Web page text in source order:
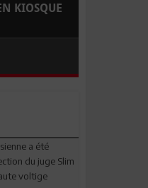
KIOSQUE
a été
du juge Slim
voltige